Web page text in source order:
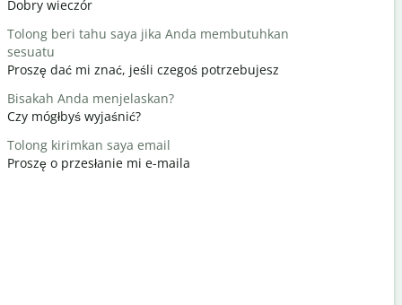
Dobry wieczór
Tolong beri tahu saya jika Anda membutuhkan
sesuatu
Proszę dać mi znać, jeśli czegoś potrzebujesz
Bisakah Anda menjelaskan?
Czy mógłbyś wyjaśnić?
Tolong kirimkan saya email
Proszę o przesłanie mi e-maila